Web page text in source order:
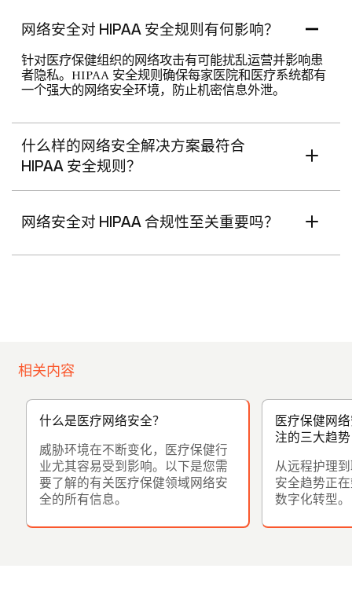
网络安全对 HIPAA 安全规则有何影响？
针对医疗保健组织的网络攻击有可能扰乱运营并影响患
者隐私。HIPAA 安全规则确保每家医院和医疗系统都有
一个强大的网络安全环境，防止机密信息外泄。
什么样的网络安全解决方案最符合
HIPAA 安全规则？
网络安全对 HIPAA 合规性至关重要吗？
相关内容
什么是医疗网络安全？
威胁环境在不断变化，医疗保健行
业尤其容易受到影响。以下是您需
要了解的有关医疗保健领域网络安
全的所有信息。
医疗保健网
注的三大趋势
从远程护理
安全趋势正
数字化转型。